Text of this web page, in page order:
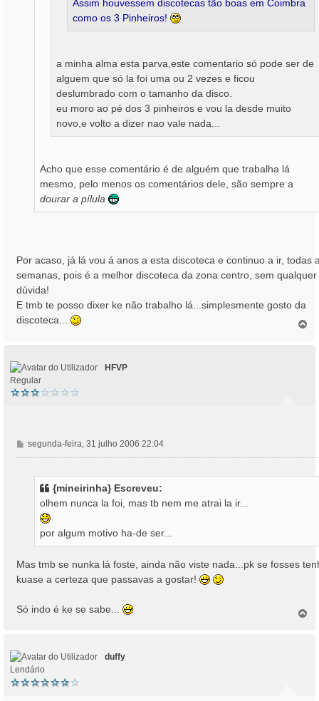
Assim houvessem discotecas tão boas em Coimbra
como os 3 Pinheiros!
a minha alma esta parva,este comentario só pode ser de
alguem que só la foi uma ou 2 vezes e ficou
deslumbrado com o tamanho da disco.
eu moro ao pé dos 3 pinheiros e vou la desde muito
novo,e volto a dizer nao vale nada...
Acho que esse comentário é de alguém que trabalha lá
mesmo, pelo menos os comentários dele, são sempre a
dourar a pílula
Por acaso, já lá vou á anos a esta discoteca e continuo a ir, todas
semanas, pois é a melhor discoteca da zona centro, sem qualquer
dúvida!
E tmb te posso dixer ke não trabalho lá...simplesmente gosto da
discoteca...
HFVP
Regular
M
e
segunda-feira, 31 julho 2006 22:04
{mineirinha} Escreveu:
olhem nunca la foi, mas tb nem me atrai la ir...
por algum motivo ha-de ser...
Mas tmb se nunka lá foste, ainda não viste nada...pk se fosses
kuase a certeza que passavas a gostar!
Só indo é ke se sabe...
duffy
Lendário